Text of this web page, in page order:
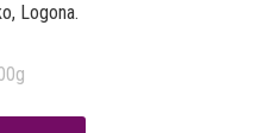
Logona.